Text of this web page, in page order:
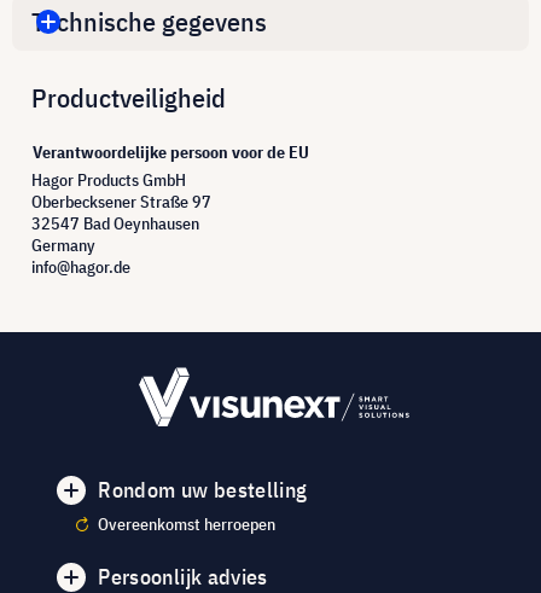
Technische gegevens
Productveiligheid
Verantwoordelijke persoon voor de EU
Hagor Products GmbH
Oberbecksener Straße 97
32547 Bad Oeynhausen
Germany
info@hagor.de
Rondom uw bestelling
Overeenkomst herroepen
Persoonlijk advies